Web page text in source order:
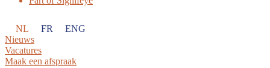
NL FR
ENG
Nieuws
Vacatures
Maak een afspraak